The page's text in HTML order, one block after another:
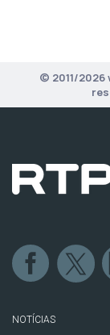
© 2011/
NOTÍCIAS